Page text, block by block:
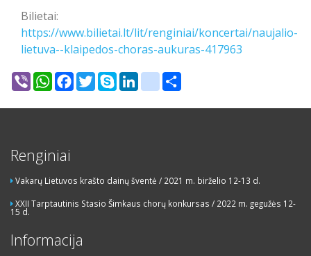
Bilietai:
https://www.bilietai.lt/lit/renginiai/koncertai/naujalio-
lietuva--klaipedos-choras-aukuras-417963
Viber WhatsAppFacebook
TwitterSkypeLinkedIngoogle_bookmarks
Renginiai
Vakarų Lietuvos krašto dainų šventė / 2021 m. birželio 12-13 d.
XXII Tarptautinis Stasio Šimkaus chorų konkursas / 2022 m. gegužės 12-
15 d.
Informacija